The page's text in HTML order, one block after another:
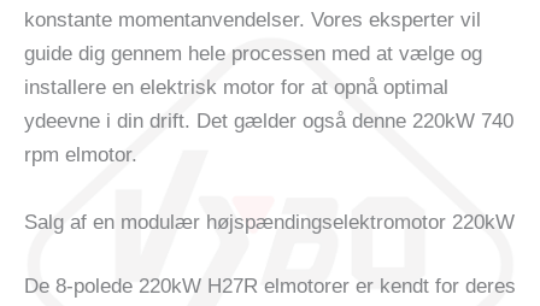
konstante momentanvendelser. Vores eksperter vil
guide dig gennem hele processen med at vælge og
installere en elektrisk motor for at opnå optimal
ydeevne i din drift. Det gælder også denne 220kW 740
rpm elmotor.
Salg af en modulær højspændingselektromotor 220kW
De 8-polede 220kW H27R elmotorer er kendt for deres